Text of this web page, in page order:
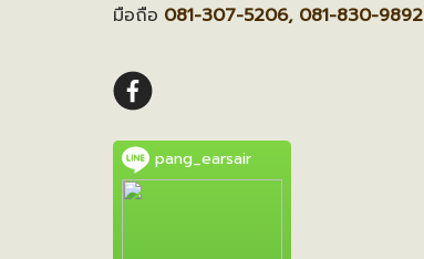
มือถือ 081-307-5206, 081-830-9892
pang_earsair